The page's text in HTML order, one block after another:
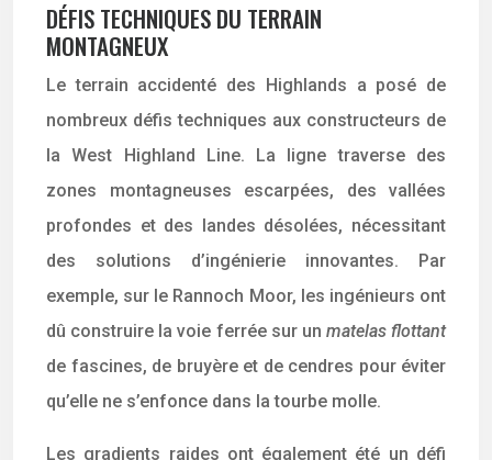
DÉFIS TECHNIQUES DU TERRAIN
MONTAGNEUX
Le terrain accidenté des Highlands a posé de
nombreux défis techniques aux constructeurs de
la West Highland Line. La ligne traverse des
zones montagneuses escarpées, des vallées
profondes et des landes désolées, nécessitant
des solutions d’ingénierie innovantes. Par
exemple, sur le Rannoch Moor, les ingénieurs ont
dû construire la voie ferrée sur un matelas flottant
de fascines, de bruyère et de cendres pour éviter
qu’elle ne s’enfonce dans la tourbe molle.
Les gradients raides ont également été un défi